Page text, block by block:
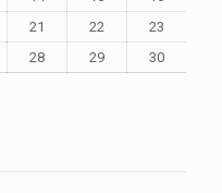
21 22
23
28 29
30